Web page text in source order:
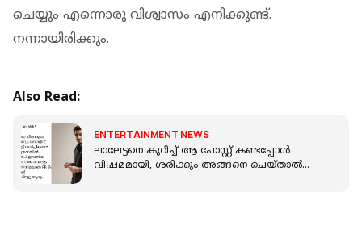
ചെയ്യും എന്നൊരു വിശ്വാസം എനിക്കുണ്ട്.
നന്നായിരിക്കും.
Also Read:
ENTERTAINMENT NEWS
ലാലേട്ടനെ കുറിച്ച് ആ പോസ്റ്റ് കണ്ടപ്പോൾ
വിഷമമായി, ശരിക്കും അങ്ങനെ ചെയ്താൽ